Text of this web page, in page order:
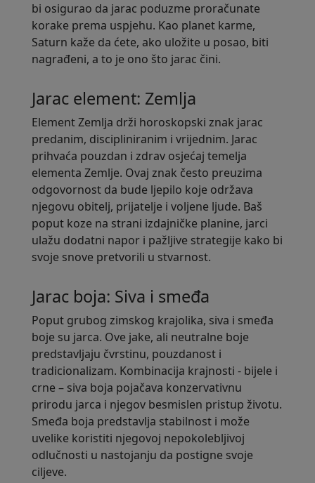
bi osigurao da jarac poduzme proračunate
korake prema uspjehu. Kao planet karme,
Saturn kaže da ćete, ako uložite u posao, biti
nagrađeni, a to je ono što jarac čini.
Jarac element: Zemlja
Element Zemlja drži horoskopski znak jarac
predanim, discipliniranim i vrijednim. Jarac
prihvaća pouzdan i zdrav osjećaj temelja
elementa Zemlje. Ovaj znak često preuzima
odgovornost da bude ljepilo koje održava
njegovu obitelj, prijatelje i voljene ljude. Baš
poput koze na strani izdajničke planine, jarci
ulažu dodatni napor i pažljive strategije kako bi
svoje snove pretvorili u stvarnost.
Jarac boja: Siva i smeđa
Poput grubog zimskog krajolika, siva i smeđa
boje su jarca. Ove jake, ali neutralne boje
predstavljaju čvrstinu, pouzdanost i
tradicionalizam. Kombinacija krajnosti - bijele i
crne – siva boja pojačava konzervativnu
prirodu jarca i njegov besmislen pristup životu.
Smeđa boja predstavlja stabilnost i može
uvelike koristiti njegovoj nepokolebljivoj
odlučnosti u nastojanju da postigne svoje
ciljeve.